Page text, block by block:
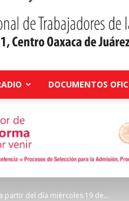
DOCUMENTOS
partir del día miércoles 19 de...